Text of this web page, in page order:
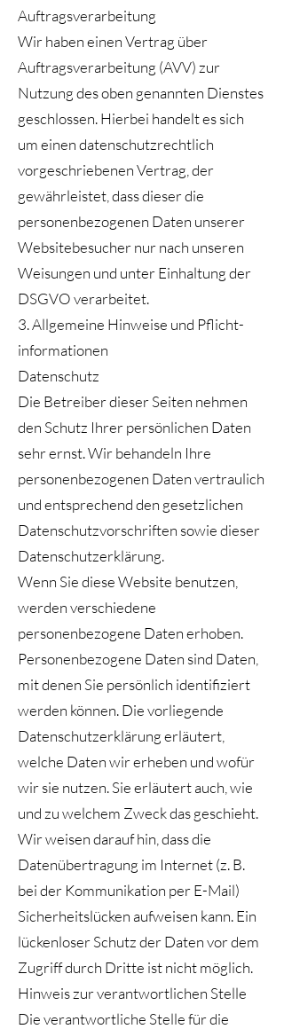
Auftragsverarbeitung
Wir haben einen Vertrag über
Auftragsverarbeitung (AVV) zur
Nutzung des oben genannten Dienstes
geschlossen. Hierbei handelt es sich
um einen datenschutzrechtlich
vorgeschriebenen Vertrag, der
gewährleistet, dass dieser die
personenbezogenen Daten unserer
Websitebesucher nur nach unseren
Weisungen und unter Einhaltung der
DSGVO verarbeitet.
3. Allgemeine Hinweise und Pflicht­
informationen
Datenschutz
Die Betreiber dieser Seiten nehmen
den Schutz Ihrer persönlichen Daten
sehr ernst. Wir behandeln Ihre
personenbezogenen Daten vertraulich
und entsprechend den gesetzlichen
Datenschutzvorschriften sowie dieser
Datenschutzerklärung.
Wenn Sie diese Website benutzen,
werden verschiedene
personenbezogene Daten erhoben.
Personenbezogene Daten sind Daten,
mit denen Sie persönlich identifiziert
werden können. Die vorliegende
Datenschutzerklärung erläutert,
welche Daten wir erheben und wofür
wir sie nutzen. Sie erläutert auch, wie
und zu welchem Zweck das geschieht.
Wir weisen darauf hin, dass die
Datenübertragung im Internet (z. B.
bei der Kommunikation per E-Mail)
Sicherheitslücken aufweisen kann. Ein
lückenloser Schutz der Daten vor dem
Zugriff durch Dritte ist nicht möglich.
Hinweis zur verantwortlichen Stelle
Die verantwortliche Stelle für die